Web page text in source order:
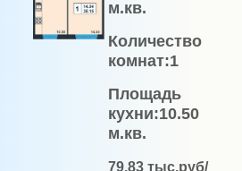
м.кв.
Количество
комнат:1
Площадь
кухни:10.50
м.кв.
79.83 тыс.руб/